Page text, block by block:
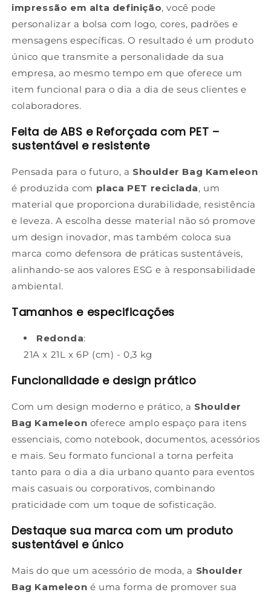
impressão em alta definição, você pode
personalizar a bolsa com logo, cores, padrões e
mensagens específicas. O resultado é um produto
único que transmite a personalidade da sua
empresa, ao mesmo tempo em que oferece um
item funcional para o dia a dia de seus clientes e
colaboradores.
Feita de ABS e Reforçada com PET –
sustentável e resistente
Pensada para o futuro, a Shoulder Bag Kameleon
é produzida com placa PET reciclada, um
material que proporciona durabilidade, resistência
e leveza. A escolha desse material não só promove
um design inovador, mas também coloca sua
marca como defensora de práticas sustentáveis,
alinhando-se aos valores ESG e à responsabilidade
ambiental.
Tamanhos e especificações
Redonda:
21A x 21L x 6P (cm) - 0,3 kg
Funcionalidade e design prático
Com um design moderno e prático, a Shoulder
Bag Kameleon oferece amplo espaço para itens
essenciais, como notebook, documentos, acessórios
e mais. Seu formato funcional a torna perfeita
tanto para o dia a dia urbano quanto para eventos
mais casuais ou corporativos, combinando
praticidade com um toque de sofisticação.
Destaque sua marca com um produto
sustentável e único
Mais do que um acessório de moda, a Shoulder
Bag Kameleon é uma forma de promover sua